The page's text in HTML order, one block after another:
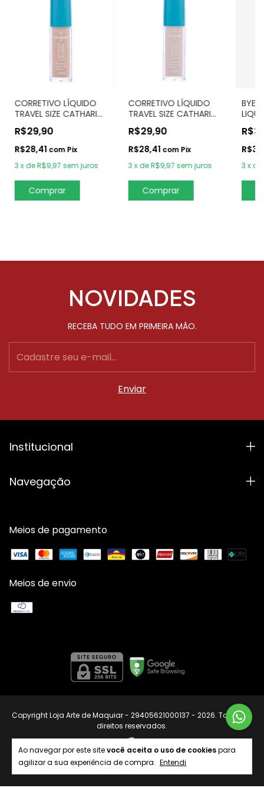
Ao navegar por este sitevocê aceita o uso de cookiespara
agilizar a sua experiência de compra. Entendi
CORRETIVO LÍQUIDO
TRAVEL SIZE CATHARINE
HILL – LIGHT
R$29,90
R$28,41 comPix
3 xdeR$9,97 sem juros
CORRETIVO LÍQUIDO
TRAVEL SIZE CATHARINE
HILL – PALID
R$29,90
R$28,41 com Pix
3 xdeR$9,97 sem juros 3 xde
NOVIDADES
RECEBA TUDO EM PRIMEIRA MÃO.
Institucional
Navegação
Meios de pagamento
Meios de envio
Copyright Loja Arte de Maquiar - 29405621000137 - 2026. Todos os
direitos reservados.